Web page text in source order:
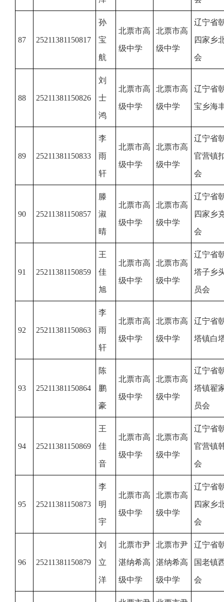
87 25211381150817
孙
宝
航
北票市高
级中学
北票市高
级中学
辽宁省
四家乡
会
88 25211381150826
刘
士
鸿
北票市高
级中学
北票市高
级中学
辽宁省
宝乡海
89 25211381150833
李
雨
轩
北票市高
级中学
北票市高
级中学
辽宁省
官营镇
会
90 25211381150857
滕
淑
晴
北票市高
级中学
北票市高
级中学
辽宁省
四家乡
会
91 25211381150859
王
佳
旭
北票市高
级中学
北票市高
级中学
辽宁省
塔子乡
员会
92 25211381150863
李
雨
轩
北票市高
级中学
北票市高
级中学
辽宁省
塔镇白
93 25211381150864
陈
鹏
豪
北票市高
级中学
北票市高
级中学
辽宁省
塔镇翟
员会
94 25211381150869
王
佳
音
北票市高
级中学
北票市高
级中学
辽宁省
官营镇
会
95 25211381150873
李
明
宇
北票市高
级中学
北票市高
级中学
辽宁省
四家乡
会
96 25211381150879
刘
立
洋
北票市尹
湛纳希高
级中学
北票市尹
湛纳希高
级中学
辽宁省
国老镇
会